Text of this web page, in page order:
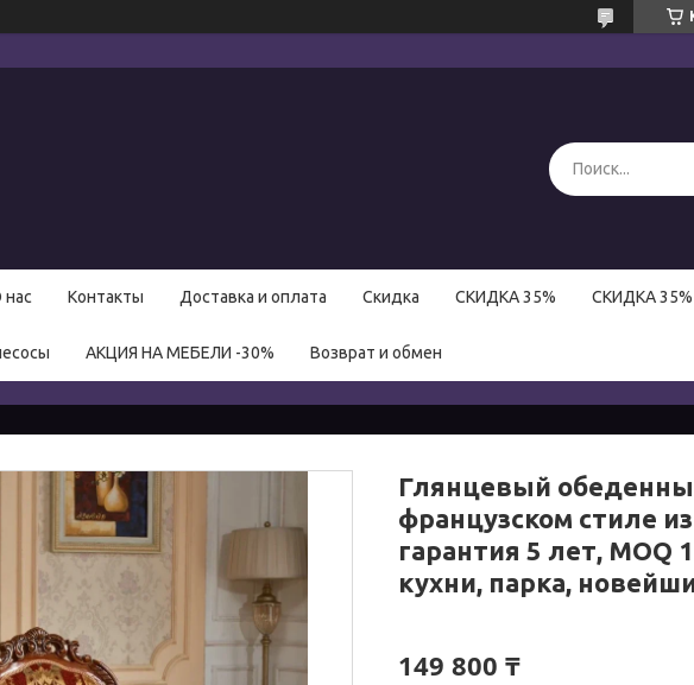
нас Контакты Доставка и оплата Скидка СКИДКА 35% СКИДКА 35%
АКЦИЯ НА МЕБЕЛИ -30% Возврат и обмен
Глянцевый
французском стиле
гарантия 5 лет, MOQ
кухни, парка,
149 800 ₸